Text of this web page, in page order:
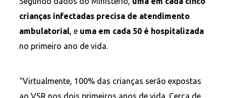
crianças infectadas precisa de atendimento
ambulatorial , e uma em cada 50 é hospitalizada
no primeiro ano de vida.
“Virtualmente, 100% das crianças serão expostas
ao VSR nos dois primeiros anos de vida. Cerca de